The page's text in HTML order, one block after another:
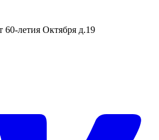
летия Октября д.19